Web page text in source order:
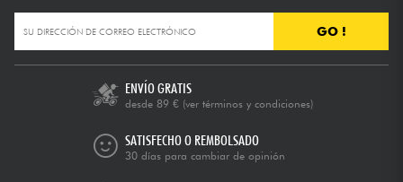
GO !
ENVÍO GRATIS
desde 89 € (ver términos y condiciones)
SATISFECHO O REMBOLSADO
30 días para cambiar de opinión